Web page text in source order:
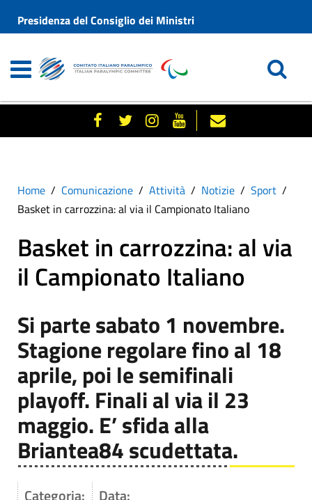
Presidenza del Consiglio dei Ministri
Home Comunicazione Attività Notizie
Sport
Basket in carrozzina: al via il Campionato Italiano
Basket in carrozzina: al via
il Campionato Italiano
Si parte sabato 1 novembre.
Stagione regolare fino al 18
aprile, poi le semifinali
playoff. Finali al via il 23
maggio. E’ sfida alla
Briantea84 scudettata.
Categoria: Data: